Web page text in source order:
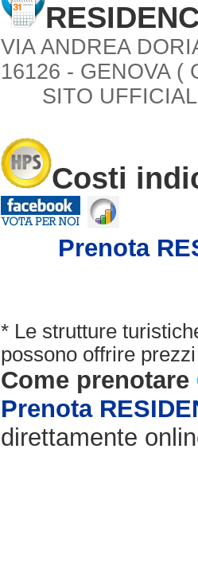
VIA ANDREA
16126 - GENOVA (
SITO
Costi
Prenota
* Le strutture
possono offrire
Come prenotare
Prenota
direttamente